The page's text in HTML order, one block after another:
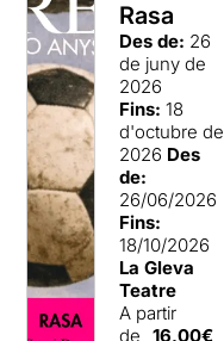
Rasa
Des de: 26
de juny de
2026
Fins: 18
d'octubre de
2026 Des
de:
26/06/2026
Fins:
18/10/2026
La Gleva
Teatre
A partir
de 16,00€